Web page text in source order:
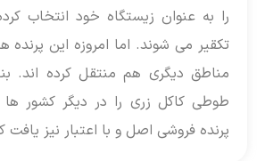
را به عنوان زیستگاه خود انتخاب
تکقیر می شوند. اما امروزه این پرنده
مناطق دیگری هم منتقل کرده اند.
طوطی کاکل زری را در دیگر کشور
پرنده فروشی اصل و با اعتبار نیز یافت